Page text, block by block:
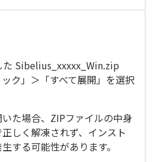
た Sibelius_xxxxx_Win.zip
ク」＞「すべて展開」を選択
た場合、ZIPファイルの中身
しく解凍されず、インスト
する可能性があります。